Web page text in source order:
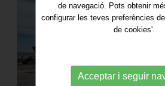
de navegació. Pots obtenir
configurar les teves preferències
de cookies'.
Acceptar i seguir